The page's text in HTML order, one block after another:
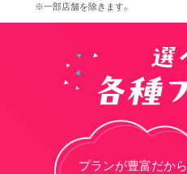
※一部店舗を除きます。
プランが豊富だから